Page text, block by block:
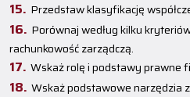
Przedstaw klasyfikację
Porównaj według kilku
rachunkowość zarządczą.
Wskaż rolę i podstawy prawne
Wskaż podstawowe narzędzia